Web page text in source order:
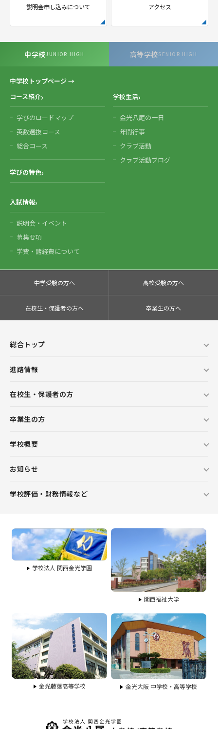
説明会申し込みについて アクセス
中学校JUNIOR HIGH 高等学校SENIOR HIGH
中学校トップページ →
コース紹介
学びのロードマップ
英数選抜コース
総合コース
学びの特色
学校生活
金光八尾の一日
年間行事
クラブ活動
クラブ活動ブログ
入試情報
説明会・イベント
募集要項
学費・諸経費について
中学受験の方へ 高校受験の方へ
在校生・保護者の方へ 卒業生の方へ
総合トップ
進路情報
在校生・保護者の方
卒業生の方
学校概要
お知らせ
学校評価・財務情報など
学校法人 関西金光学園
関西福祉大学
金光藤蔭高等学校 金光大阪 中学校・高等学校